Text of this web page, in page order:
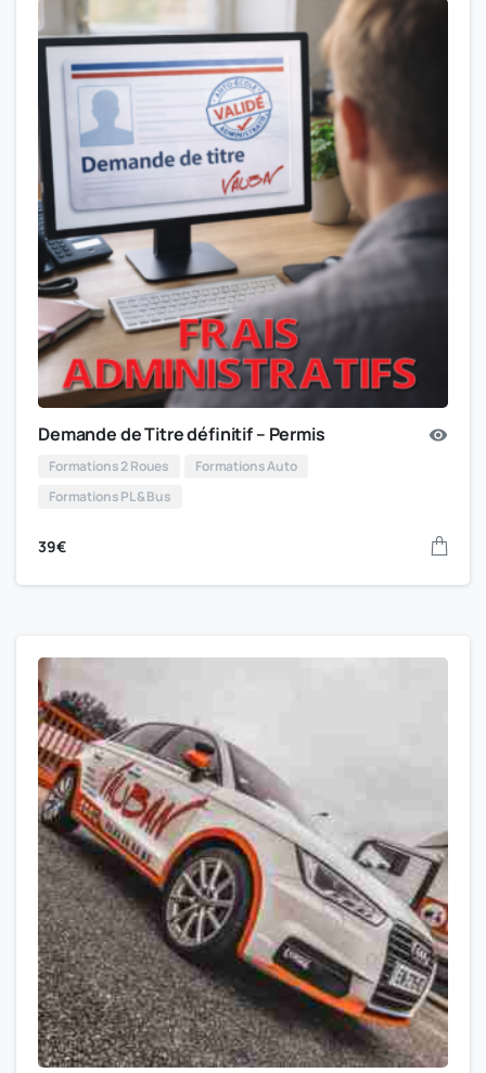
Demande de Titre définitif – Permis
Formations 2 Roues
Formations Auto
Formations PL & Bus
39€